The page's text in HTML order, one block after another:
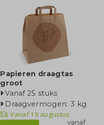
Papieren draagtas
groot
Vanaf 25 stuks
Draagvermogen: 3 kg
Vanaf19 augustus
vanaf